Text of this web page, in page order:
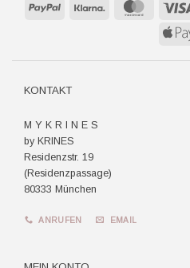
PayPal Klarna
KONTAKT
M Y K R I N E S
by KRINES
Residenzstr. 19
(Residenzpassage)
80333 München
ANRUFEN EMAIL